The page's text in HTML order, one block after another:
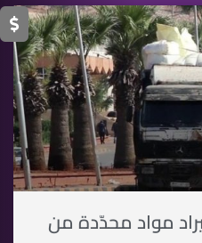
مواد محدّدة من